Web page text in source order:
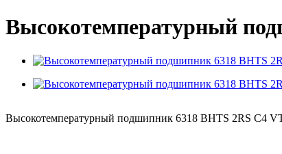
Высокотемпературный
Высокотемпературный подшипник 6318 BHTS 2RS C4